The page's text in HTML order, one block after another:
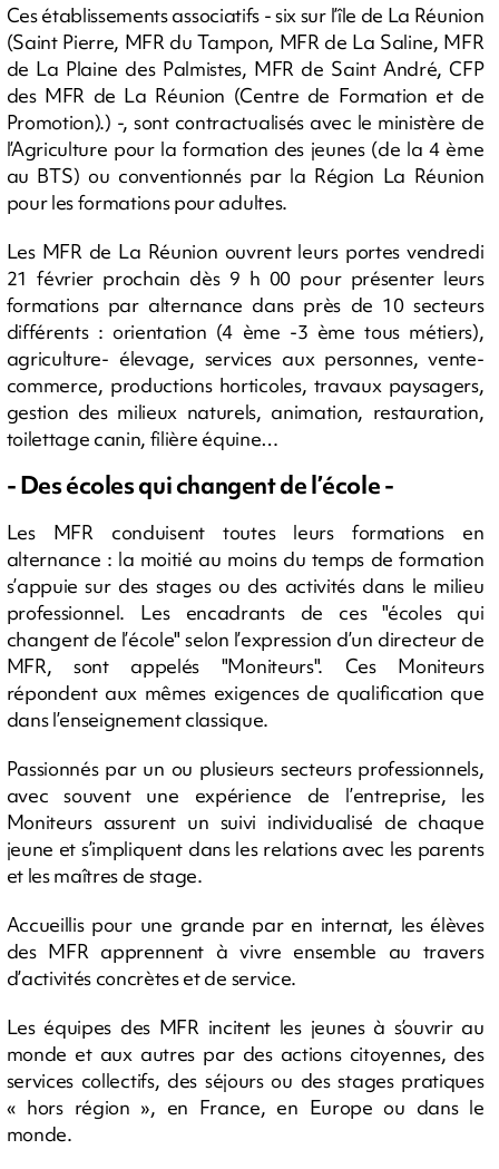
Ces établissements associatifs - six sur l’île de La Réunion
(Saint Pierre, MFR du Tampon, MFR de La Saline, MFR
de La Plaine des Palmistes, MFR de Saint André, CFP
des MFR de La Réunion (Centre de Formation et de
Promotion).) -, sont contractualisés avec le ministère de
l’Agriculture pour la formation des jeunes (de la 4 ème
au BTS) ou conventionnés par la Région La Réunion
pour les formations pour adultes.
Les MFR de La Réunion ouvrent leurs portes vendredi
21 février prochain dès 9 h 00 pour présenter leurs
formations par alternance dans près de 10 secteurs
différents : orientation (4 ème -3 ème tous métiers),
agriculture- élevage, services aux personnes, vente-
commerce, productions horticoles, travaux paysagers,
gestion des milieux naturels, animation, restauration,
toilettage canin, filière équine…
- Des écoles qui changent de l’école -
Les MFR conduisent toutes leurs formations en
alternance : la moitié au moins du temps de formation
s’appuie sur des stages ou des activités dans le milieu
professionnel. Les encadrants de ces "écoles qui
changent de l’école" selon l’expression d’un directeur de
MFR, sont appelés "Moniteurs". Ces Moniteurs
répondent aux mêmes exigences de qualification que
dans l’enseignement classique.
Passionnés par un ou plusieurs secteurs professionnels,
avec souvent une expérience de l’entreprise, les
Moniteurs assurent un suivi individualisé de chaque
jeune et s’impliquent dans les relations avec les parents
et les maîtres de stage.
Accueillis pour une grande par en internat, les élèves
des MFR apprennent à vivre ensemble au travers
d’activités concrètes et de service.
Les équipes des MFR incitent les jeunes à s’ouvrir au
monde et aux autres par des actions citoyennes, des
services collectifs, des séjours ou des stages pratiques
« hors région », en France, en Europe ou dans le
monde.